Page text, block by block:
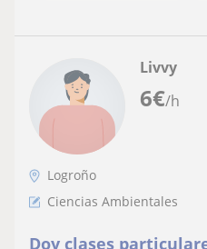
6€/h
Livvy
Logroño
Ciencias Ambientales
Doy clases